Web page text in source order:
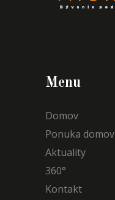
Menu
Domov
Ponuka domov
Aktuality
360°
Kontakt